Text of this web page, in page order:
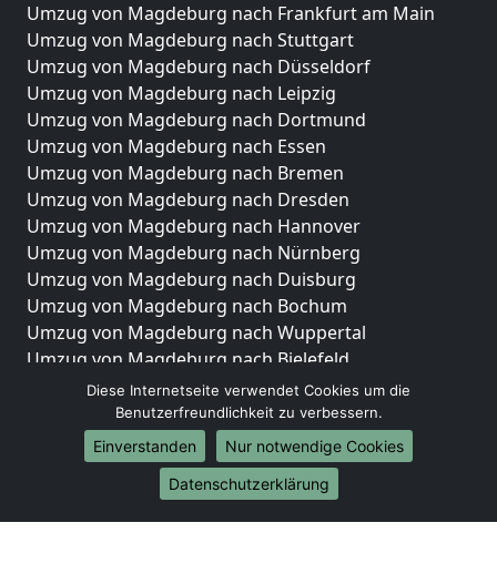
Umzug von Magdeburg nach Frankfurt am Main
Umzug von Magdeburg nach Stuttgart
Umzug von Magdeburg nach Düsseldorf
Umzug von Magdeburg nach Leipzig
Umzug von Magdeburg nach Dortmund
Umzug von Magdeburg nach Essen
Umzug von Magdeburg nach Bremen
Umzug von Magdeburg nach Dresden
Umzug von Magdeburg nach Hannover
Umzug von Magdeburg nach Nürnberg
Umzug von Magdeburg nach Duisburg
Umzug von Magdeburg nach Bochum
Umzug von Magdeburg nach Wuppertal
Umzug von Magdeburg nach Bielefeld
Umzug von Magdeburg nach Bonn
Umzug von Magdeburg nach Münster
Internationale-Umzüge
Umzug von Magdeburg nach Brasilien
Umzug von Magdeburg nach Brunei Darussalam
Diese Internetseite verwendet Cookies um die
Benutzerfreundlichkeit zu verbessern.
Einverstanden
Nur notwendige Cookies
Datenschutzerklärung